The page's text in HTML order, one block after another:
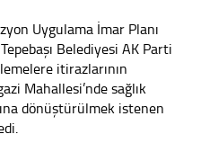
Uygulama İmar Planı
Belediyesi AK Parti
itirazlarının
Mahallesi’nde sağlık
dönüştürülmek istenen